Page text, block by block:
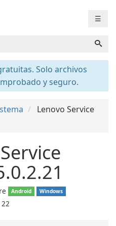
☰
Solo archivos
y seguro.
Lenovo Service
Android Windows
22